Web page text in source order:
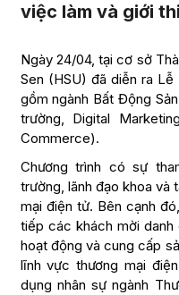
việc làm và giới
Ngày 24/04, tại cơ sở
Sen (HSU) đã diễn ra
gồm ngành Bất Động
trường, Digital
Commerce).
Chương trình có sự
trường, lãnh đạo khoa và
mại điện tử. Bên cạnh
tiếp các khách mời danh
hoạt động và cung cấp
lĩnh vực thương mại
dụng nhân sự ngành